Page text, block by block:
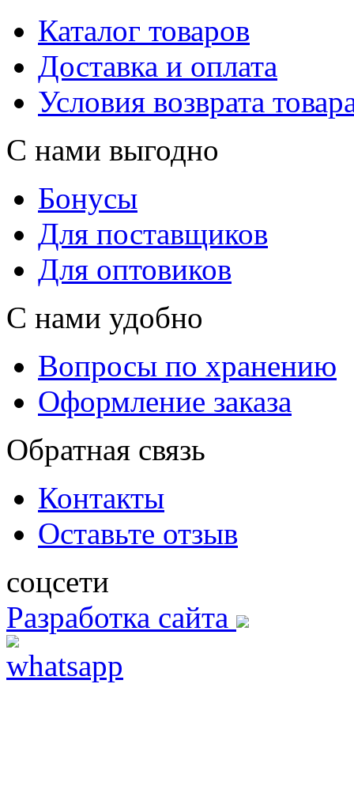
Каталог товаров
Доставка и оплата
Условия возврата
С нами выгодно
Бонусы
Для поставщиков
Для оптовиков
С нами удобно
Вопросы по хранению
Оформление заказа
Обратная связь
Контакты
Оставьте отзыв
соцсети
Разработка сайта